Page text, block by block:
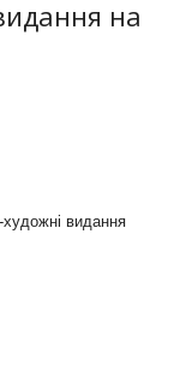
на
художні видання